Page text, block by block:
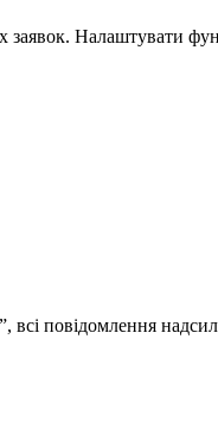
Налаштувати
всі повідомлення